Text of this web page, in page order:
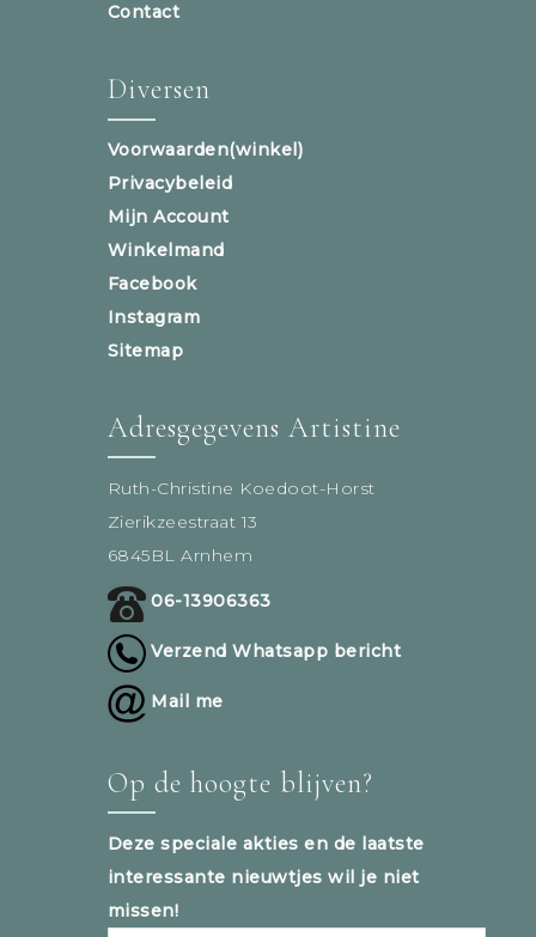
Contact
Diversen
Voorwaarden(winkel)
Privacybeleid
Mijn Account
Winkelmand
Facebook
Instagram
Sitemap
Adresgegevens Artistine
Ruth-Christine Koedoot-Horst
Zierikzeestraat 13
6845BL Arnhem
06-13906363
Verzend Whatsapp bericht
Mail me
Op de hoogte blijven?
Deze speciale akties en de laatste
interessante nieuwtjes wil je niet
missen!